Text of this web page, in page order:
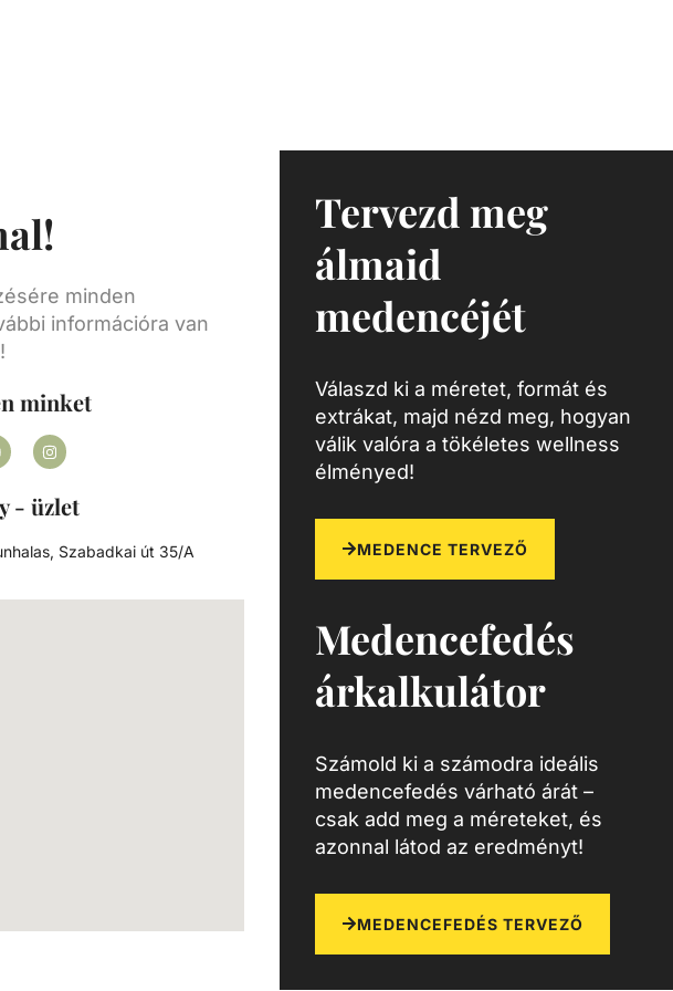
és
minden
információra van
minket
- üzlet
Szabadkai út 35/A
Tervezd meg
álmaid
medencéjét
Válaszd ki a méretet, formát és
extrákat, majd nézd meg, hogyan
válik valóra a tökéletes wellness
élményed!
MEDENCE TERVEZŐ
Medencefedés
árkalkulátor
Számold ki a számodra ideális
medencefedés várható árát –
csak add meg a méreteket, és
azonnal látod az eredményt!
MEDENCEFEDÉS TERVEZŐ